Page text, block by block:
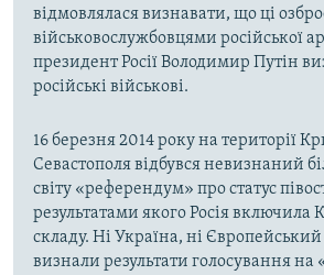
відмовлялася визнавати, що ці
військовослужбовцями російської
президент Росії Володимир Путін
російські військові.
16 березня 2014 року на території
Севастополя відбувся невизнаний
світу «референдум» про статус
результатами якого Росія включила
складу. Ні Україна, ні
визнали результати голосування на